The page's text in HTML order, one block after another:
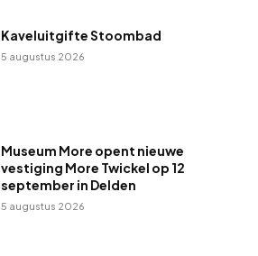
Kaveluitgifte Stoombad
5 augustus 2026
Museum More opent nieuwe
vestiging More Twickel op 12
september in Delden
5 augustus 2026